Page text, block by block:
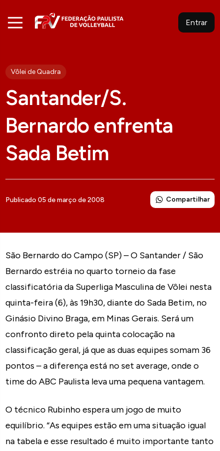
Entrar
Vôlei de Quadra
Santander/S.
Bernardo enfrenta
Sada Betim
Publicado 05 de março de 2008 Compartilhar
São Bernardo do Campo (SP) – O Santander / São
Bernardo estréia no quarto torneio da fase
classificatória da Superliga Masculina de Vôlei nesta
quinta-feira (6), às 19h30, diante do Sada Betim, no
Ginásio Divino Braga, em Minas Gerais. Será um
confronto direto pela quinta colocação na
classificação geral, já que as duas equipes somam 36
pontos – a diferença está no set average, onde o
time do ABC Paulista leva uma pequena vantagem.
O técnico Rubinho espera um jogo de muito
equilíbrio. “As equipes estão em uma situação igual
na tabela e esse resultado é muito importante tanto